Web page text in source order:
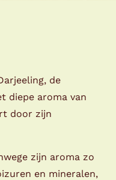
de
diepe aroma van
door zijn
zijn aroma zo
en mineralen,